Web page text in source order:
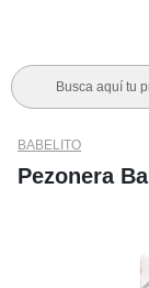
Busca aquí tu
BABELITO
Pezonera